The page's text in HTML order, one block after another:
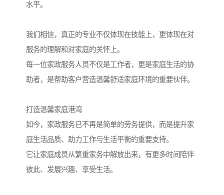
水平。
我们相信，真正的专业不仅体现在技能上，更体现在对
服务的理解和对家庭的关怀上。
每一位家政服务人员不仅是工作者，更是家庭生活的协
助者，是帮助客户营造温馨舒适家庭环境的重要伙伴。
打造温馨家庭港湾
如今，家政服务已不再是简单的劳务提供，而是提升家
庭生活品质、助力工作与生活平衡的重要支持。
它让家庭成员从繁重家务中解放出来，有更多时间陪伴
彼此、发展兴趣、享受生活。